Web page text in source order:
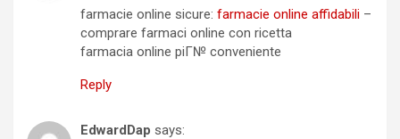
farmacie online sicure: farmacie online affidabili –
comprare farmaci online con ricetta
farmacia online piГ№ conveniente
Reply
EdwardDap says: